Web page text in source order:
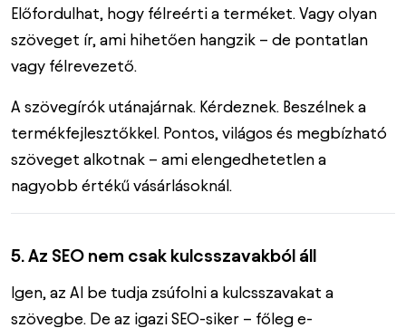
Előfordulhat, hogy félreérti a terméket. Vagy olyan
szöveget ír, ami hihetően hangzik – de pontatlan
vagy félrevezető.
A szövegírók utánajárnak. Kérdeznek. Beszélnek a
termékfejlesztőkkel. Pontos, világos és megbízható
szöveget alkotnak – ami elengedhetetlen a
nagyobb értékű vásárlásoknál.
5. Az SEO nem csak kulcsszavakból áll
Igen, az AI be tudja zsúfolni a kulcsszavakat a
szövegbe. De az igazi SEO-siker – főleg e-